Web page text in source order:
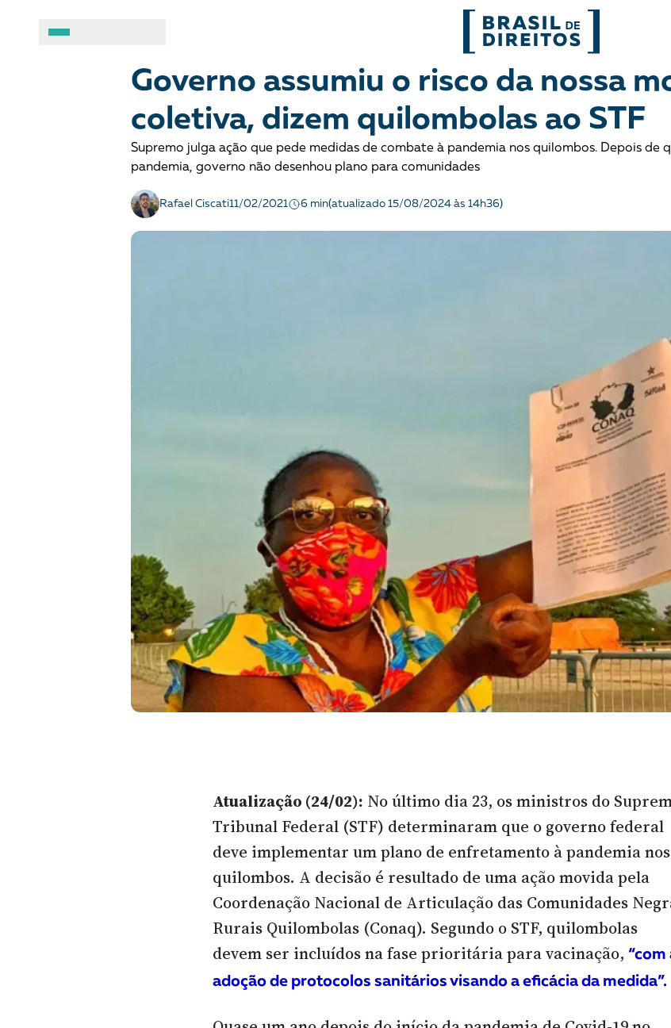
Fale conosco
Manual geral de conduta
Combate ao racismo
Crianças e adolescentes
Democracia e Justiça
Migrações
Mobilização e articulação
Mulheres
Tráfico de pessoas e trabalho escravo
Governo assumiu o risco da nossa
coletiva, dizem quilombolas ao STF
Supremo julga ação que pede medidas de combate à pandemia nos quilombos. Depois de
pandemia, governo não desenhou plano para comunidades
Rafael Ciscati11/02/2021 6 min(atualizado 15/08/2024 às 14h36)
Atualização (24/02): No último dia 23, os ministros do
Tribunal Federal (STF) determinaram que o governo federal
deve implementar um plano de enfretamento à pandemia nos
quilombos. A decisão é resultado de uma ação movida pela
Coordenação Nacional de Articulação das Comunidades
Rurais Quilombolas (Conaq). Segundo o STF, quilombolas
devem ser incluídos na fase prioritária para vacinação,“com
adoção de protocolos sanitários visando a eficácia da medida”.